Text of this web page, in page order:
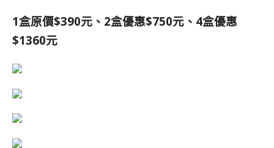
1盒原價$390元、 2盒優惠$750元、 4盒優惠
$1360元